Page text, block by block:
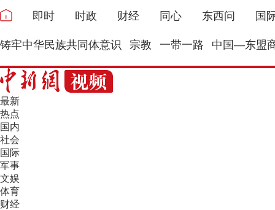
即时 时政 财经 同心 东西问 国
铸牢中华民族共同体意识 宗教 一带一路 中国—东盟
最新
热点
国内
社会
国际
军事
文娱
体育
财经